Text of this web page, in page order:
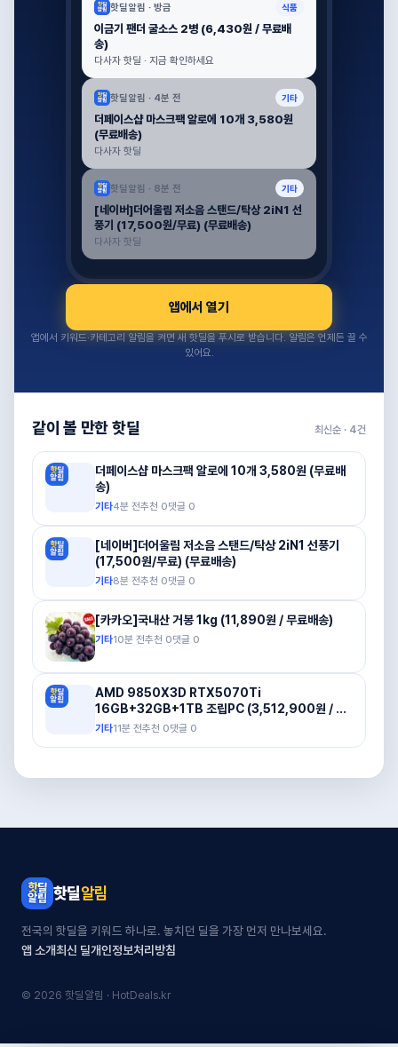
핫딜알림 · 방금 식품
이금기 팬더 굴소스 2병 (6,430원 / 무료배
송)
다사자 핫딜 · 지금 확인하세요
핫딜알림 · 4분 전 기타
더페이스샵 마스크팩 알로에 10개 3,580원
(무료배송)
다사자 핫딜
핫딜알림 · 8분 전 기타
[네이버]더어울림 저소음 스탠드/탁상 2iN1 선
풍기 (17,500원/무료) (무료배송)
다사자 핫딜
앱에서 열기
앱에서 키워드·카테고리 알림을 켜면 새 핫딜을 푸시로 받습니다. 알림은 언제든 끌 수
있어요.
같이 볼 만한 핫딜 최신순 · 4건
더페이스샵 마스크팩 알로에 10개 3,580원 (무료배
송)
기타4분 전추천 0댓글 0
[네이버]더어울림 저소음 스탠드/탁상 2iN1 선풍기
(17,500원/무료) (무료배송)
기타8분 전추천 0댓글 0
[카카오]국내산 거봉 1kg (11,890원 / 무료배송)
기타10분 전추천 0댓글 0
AMD 9850X3D RTX5070Ti
16GB+32GB+1TB 조립PC (3,512,900원 / 무
료배송)
기타11분 전추천 0댓글 0
핫딜알림
전국의 핫딜을 키워드 하나로. 놓치던 딜을 가장 먼저 만나보세요.
앱 소개최신 딜개인정보처리방침
© 2026 핫딜알림 · HotDeals.kr